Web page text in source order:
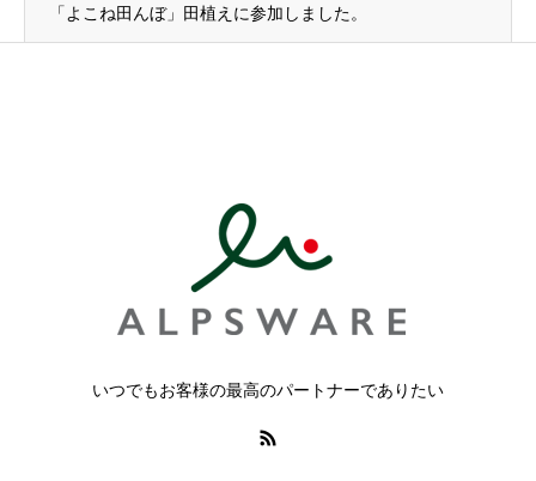
「よこね田んぼ」田植えに参加しました。
いつでもお客様の最高のパートナーでありたい